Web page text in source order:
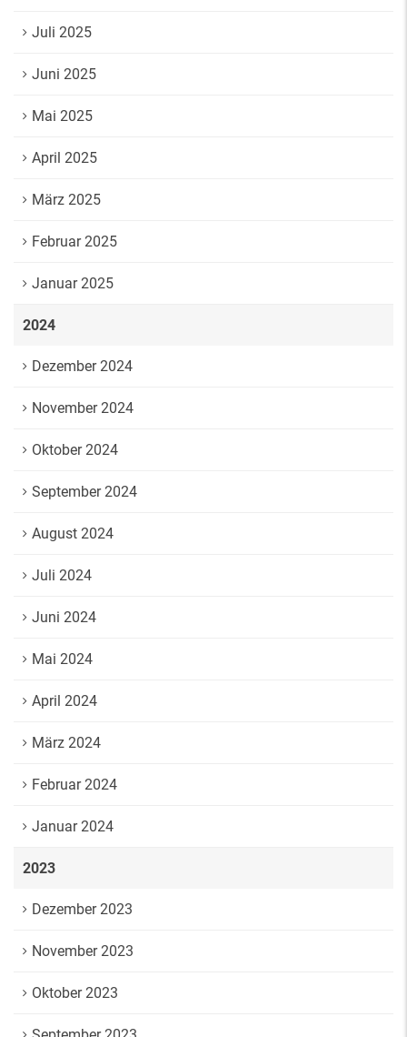
Juli 2025
Juni 2025
Mai 2025
April 2025
März 2025
Februar 2025
Januar 2025
2024
Dezember 2024
November 2024
Oktober 2024
September 2024
August 2024
Juli 2024
Juni 2024
Mai 2024
April 2024
März 2024
Februar 2024
Januar 2024
2023
Dezember 2023
November 2023
Oktober 2023